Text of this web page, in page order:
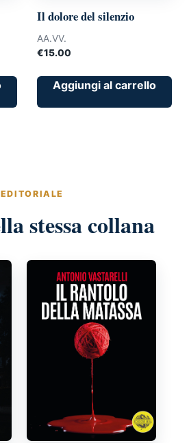
Il dolore del silenzio
AA.VV.
€15.00
Aggiungi al carrello
stessa collana